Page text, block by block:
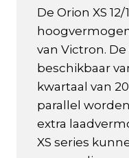
De Orion XS
van Victron. De
beschikbaar
kwartaal van
parallel
extra
XS series